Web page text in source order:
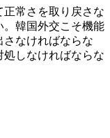
常さを取り戻さな
。韓国外交こそ機能
なければならな
しなければならな